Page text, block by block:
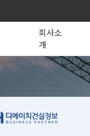
회사소
개
도장·습식·방수·
철근·콘크리트공
공제조합